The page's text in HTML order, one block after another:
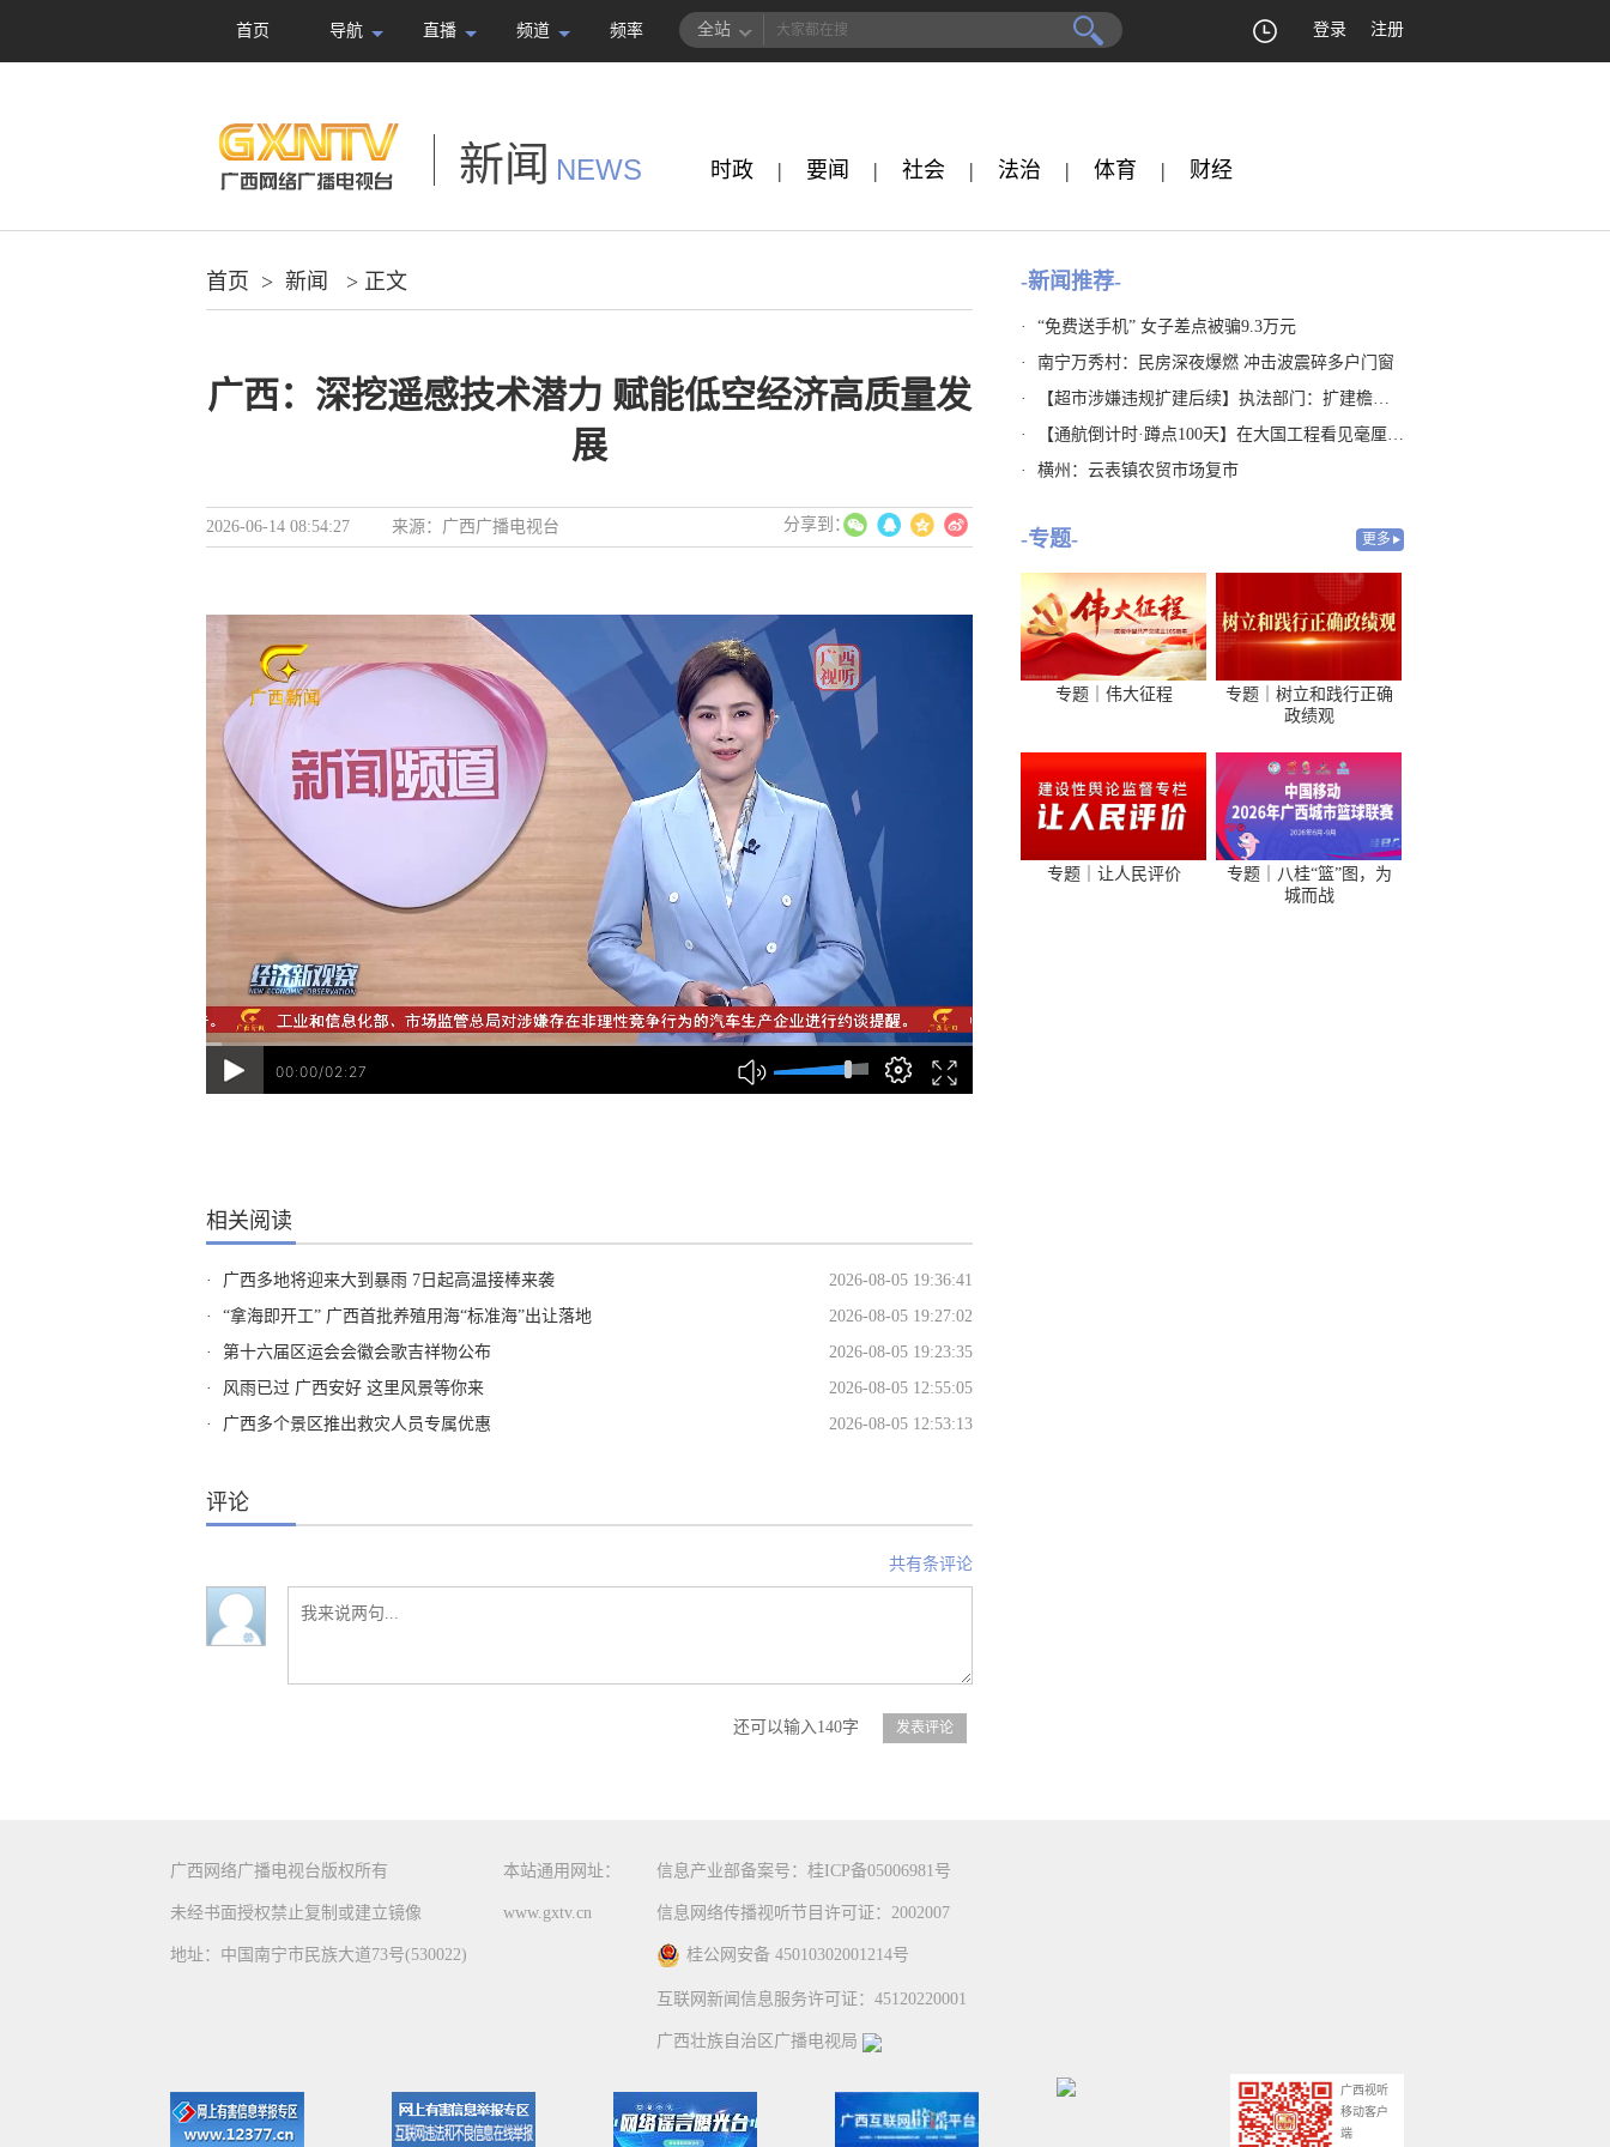
首页 导航 直播 频道 频率 全站 登录 注册
新闻 NEWS 时政 | 要闻 | 社会 | 法治 | 体育 | 财经
首页 > 新闻 > 正文
广西：深挖遥感技术潜力 赋能低空经济高质量发
展
2026-06-14 08:54:27 来源： 广西广播电视台
00:00/02:27
相关阅读
· 广西多地将迎来大到暴雨 7日起高温接棒来袭
2026-08-05 19:36:41
·
“拿海即开工” 广西首批养殖用海“标准海”出让落地
2026-08-05 19:27:02
·
第十六届区运会会徽会歌吉祥物公布
2026-08-05 19:23:35
·
风雨已过 广西安好 这里风景等你来
2026-08-05 12:55:05
·
广西多个景区推出救灾人员专属优惠 2026-08-05 12:53:13
评论
共有条评论
还可以输入140字
-新闻推荐-
·
“免费送手机” 女子差点被骗9.3万元
·
南宁万秀村：民房深夜爆燃 冲击波震碎多户门窗
·
【超市涉嫌违规扩建后续】执法部门：扩建檐廊涉嫌违建 是否占地有待认定
·
【通航倒计时·蹲点100天】在大国工程看见毫厘之“精”
·
横州：云表镇农贸市场复市
-专题- 更多
专题｜伟大征程
专题｜树立和践行正确
政绩观
专题｜让人民评价
专题｜八桂“篮”图，为
城而战
广西网络广播电视台版权所有
未经书面授权禁止复制或建立镜像
地址：中国南宁市民族大道73号(530022)
本站通用网址：
www.gxtv.cn
信息产业部备案号：桂ICP备05006981号
信息网络传播视听节目许可证：2002007
桂公网安备 45010302001214号
互联网新闻信息服务许可证：45120220001
广西壮族自治区广播电视局
广西视听
移动客户
端